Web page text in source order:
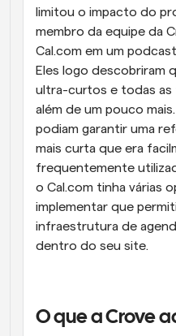
limitou o impacto do
membro da equipe da
Cal.com em um
Eles logo descobriram
ultra-curtos e todas as
além de um pouco
podiam garantir uma
mais curta que era
frequentemente
o Cal.com tinha várias
implementar que
infraestrutura de
dentro do seu site.
O que a Crove